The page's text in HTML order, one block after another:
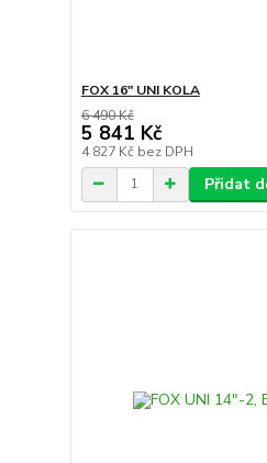
FOX 16" UNI KOLA
6 490 Kč
5 841 Kč
4 827 Kč bez DPH
Přidat